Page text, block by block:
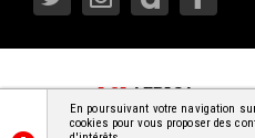
LSIAFRICA:
© 2018-2026 - TOUS
En poursuivant votre navigation
cookies pour vous proposer des